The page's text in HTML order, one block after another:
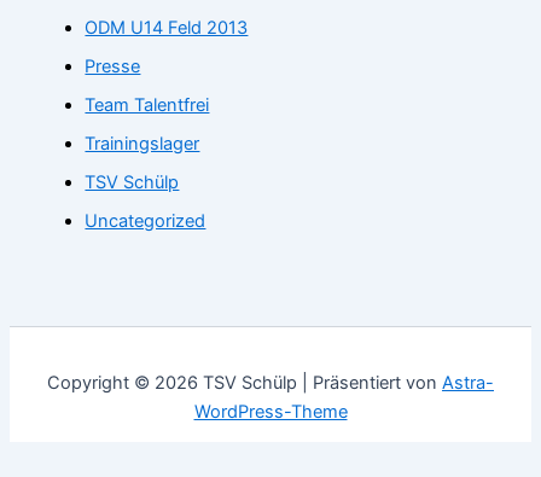
ODM U14 Feld 2013
Presse
Team Talentfrei
Trainingslager
TSV Schülp
Uncategorized
Copyright © 2026 TSV Schülp | Präsentiert von Astra-
WordPress-Theme